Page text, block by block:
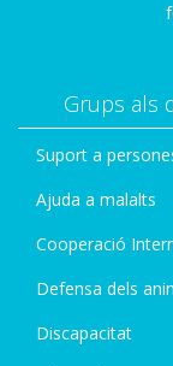
Grups als
Suport a
Ajuda a malalts
Cooperació
Defensa dels
Discapacitat